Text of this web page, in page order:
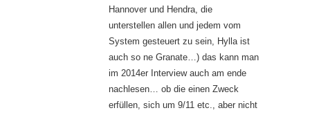
Hannover und Hendra, die
unterstellen allen und jedem vom
System gesteuert zu sein, Hylla ist
auch so ne Granate…) das kann man
im 2014er Interview auch am ende
nachlesen… ob die einen Zweck
erfüllen, sich um 9/11 etc., aber nicht